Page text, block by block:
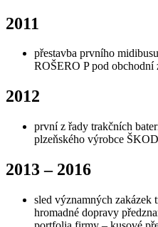
2011
přestavba prvního
ROŠERO P pod
2012
první z řady trakčních
plzeňského výrobce
2013 – 2016
sled významných zakázek
hromadné dopravy